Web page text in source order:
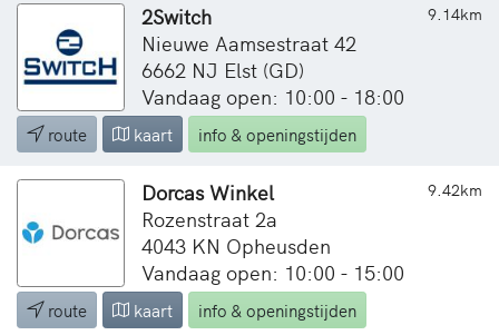
9.14km
2Switch
Nieuwe Aamsestraat 42
6662 NJ Elst (GD)
Vandaag open: 10:00 - 18:00
route kaart info & openingstijden
9.42km
Dorcas Winkel
Rozenstraat 2a
4043 KN Opheusden
Vandaag open: 10:00 - 15:00
route kaart info & openingstijden